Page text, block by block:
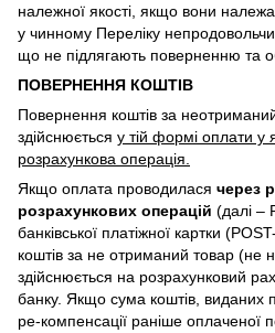
належної якості, якщо вони
у чинному Переліку
що не підлягають поверненню та
ПОВЕРНЕННЯ КОШТІВ
Повернення коштів за
здійснюється у тій формі оплати у
розрахункова операція.
Якщо оплата проводилася через
розрахункових операцій (далі –
банківської платіжної картки
коштів за не отриманий товар (не
здійснюється на розрахунковий
банку. Якщо сума коштів, виданих
ре-компенсації раніше оплаченої